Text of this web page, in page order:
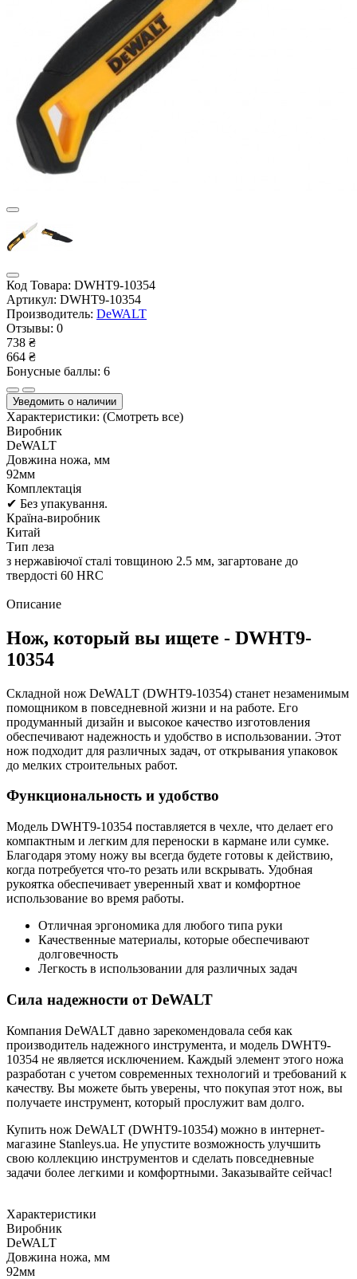
Код Товара: DWHT9-10354
Артикул: DWHT9-10354
Производитель: DeWALT
Отзывы: 0
738 ₴
664 ₴
Бонусные баллы: 6
Уведомить о наличии
Характеристики: (Смотреть все)
Виробник
DeWALT
Довжина ножа, мм
92мм
Комплектація
✔ Без упакування.
Країна-виробник
Китай
Тип леза
з нержавіючої сталі товщиною 2.5 мм, загартоване до
твердості 60 HRC
Описание
Нож, который вы ищете - DWHT9-
10354
Складной нож DeWALT (DWHT9-10354) станет незаменимым
помощником в повседневной жизни и на работе. Его
продуманный дизайн и высокое качество изготовления
обеспечивают надежность и удобство в использовании. Этот
нож подходит для различных задач, от открывания упаковок
до мелких строительных работ.
Функциональность и удобство
Модель DWHT9-10354 поставляется в чехле, что делает его
компактным и легким для переноски в кармане или сумке.
Благодаря этому ножу вы всегда будете готовы к действию,
когда потребуется что-то резать или вскрывать. Удобная
рукоятка обеспечивает уверенный хват и комфортное
использование во время работы.
Отличная эргономика для любого типа руки
Качественные материалы, которые обеспечивают
долговечность
Легкость в использовании для различных задач
Сила надежности от DeWALT
Компания DeWALT давно зарекомендовала себя как
производитель надежного инструмента, и модель DWHT9-
10354 не является исключением. Каждый элемент этого ножа
разработан с учетом современных технологий и требований к
качеству. Вы можете быть уверены, что покупая этот нож, вы
получаете инструмент, который прослужит вам долго.
Купить нож DeWALT (DWHT9-10354) можно в интернет-
магазине Stanleys.ua. Не упустите возможность улучшить
свою коллекцию инструментов и сделать повседневные
задачи более легкими и комфортными. Заказывайте сейчас!
Характеристики
Виробник
DeWALT
Довжина ножа, мм
92мм